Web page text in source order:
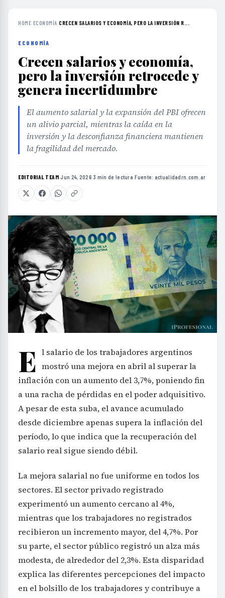
HOME›ECONOMÍA›CRECEN SALARIOS Y ECONOMÍA, PERO LA INVERSIÓN R...
ECONOMÍA
Crecen salarios y economía,
pero la inversión retrocede y
genera incertidumbre
El aumento salarial y la expansión del PBI ofrecen
un alivio parcial, mientras la caída en la
inversión y la desconfianza financiera mantienen
la fragilidad del mercado.
EDITORIAL TEAM·Jun 24, 2026·3 min de lectura·Fuente: actualidadrn.com.ar
E l salario de los trabajadores argentinos
mostró una mejora en abril al superar la
inflación con un aumento del 3,7%, poniendo fin
a una racha de pérdidas en el poder adquisitivo.
A pesar de esta suba, el avance acumulado
desde diciembre apenas supera la inflación del
período, lo que indica que la recuperación del
salario real sigue siendo débil.
La mejora salarial no fue uniforme en todos los
sectores. El sector privado registrado
experimentó un aumento cercano al 4%,
mientras que los trabajadores no registrados
recibieron un incremento mayor, del 4,7%. Por
su parte, el sector público registró un alza más
modesta, de alrededor del 2,3%. Esta disparidad
explica las diferentes percepciones del impacto
en el bolsillo de los trabajadores y contribuye a